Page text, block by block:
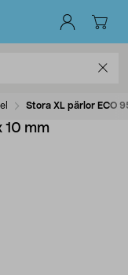
Stora XL pärlor ECO
10 mm